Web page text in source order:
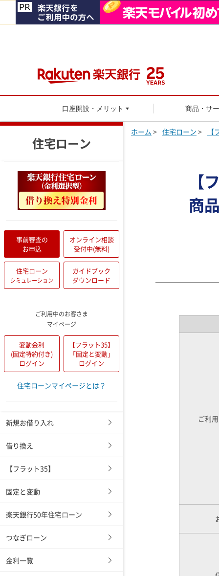
口座開設・メリット 商品・サ
住宅ローン
事前審査の
お申込
オンライン相談
受付中(無料)
住宅ローン
シミュレーション
ガイドブック
ダウンロード
ご利用中のお客さま
マイページ
変動金利
(固定特約付き)
ログイン
【フラット35】
「固定と変動」
ログイン
住宅ローンマイページとは？
新規お借り入れ
借り換え
【フラット35】
固定と変動
楽天銀行50年住宅ローン
つなぎローン
金利一覧
ホーム > 住宅ローン >
【
商
ご利